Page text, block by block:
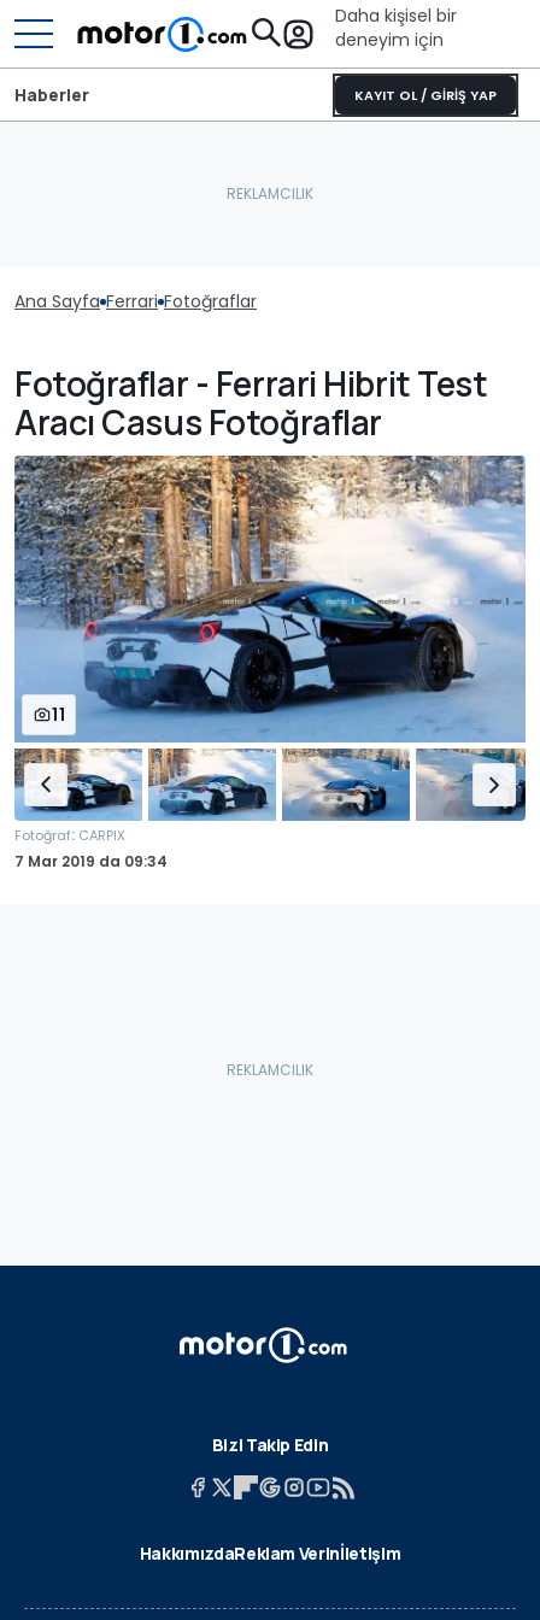
Daha kişisel bir
deneyim için
KAYIT OL / GİRİŞ YAP
Haberler
Ana Sayfa Ferrari Fotoğraflar
Fotoğraflar - Ferrari Hibrit Test
Aracı Casus Fotoğraflar
11
Fotoğraf: CARPIX
7 Mar 2019 da 09:34
Bizi Takip Edin
HakkımızdaReklam Verinİletişim